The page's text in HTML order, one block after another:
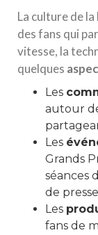
La culture de
des fans qui
vitesse, la
quelques
Les
autour
Les
Grands
séances
de
Les
fans de